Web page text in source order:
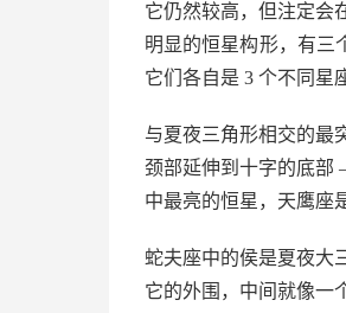
它仍然较高，但注定会
明显的恒星构形，有三
它们各自是 3 个不同星
与夏夜三角形相交的最
颈部延伸到十字的底部
中最亮的恒星，天鹰座
蛇夫座中的侯是夏夜大
它的外围，中间就像一